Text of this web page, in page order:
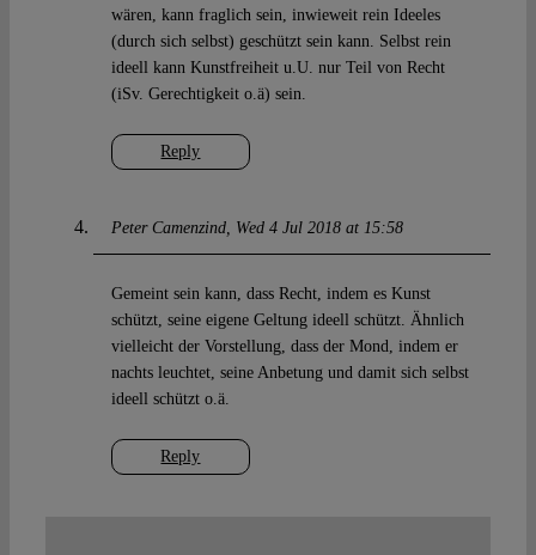
Reply
wären, kann fraglich sein, inwieweit rein Ideeles
(durch sich selbst) geschützt sein kann. Selbst rein
ideell kann Kunstfreiheit u.U. nur Teil von Recht
(iSv. Gerechtigkeit o.ä) sein.
Peter Camenzind Wed 4 Jul 2018 at 15:58
Reply
Gemeint sein kann, dass Recht, indem es Kunst
schützt, seine eigene Geltung ideell schützt. Ähnlich
vielleicht der Vorstellung, dass der Mond, indem er
nachts leuchtet, seine Anbetung und damit sich selbst
ideell schützt o.ä.